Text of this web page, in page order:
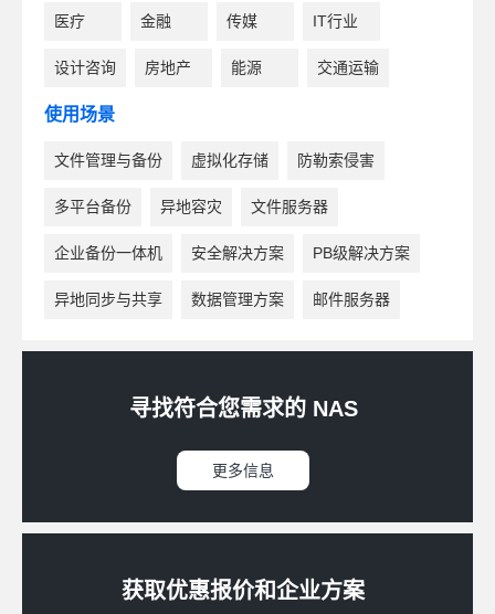
医疗 金融 传媒 IT行业
设计咨询 房地产 能源 交通运输
使用场景
文件管理与备份 虚拟化存储 防勒索侵害
多平台备份 异地容灾 文件服务器
企业备份一体机 安全解决方案 PB级解决方案
异地同步与共享 数据管理方案 邮件服务器
寻找符合您需求的 NAS
更多信息
获取优惠报价和企业方案